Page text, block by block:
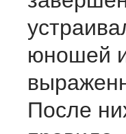
юношей
После